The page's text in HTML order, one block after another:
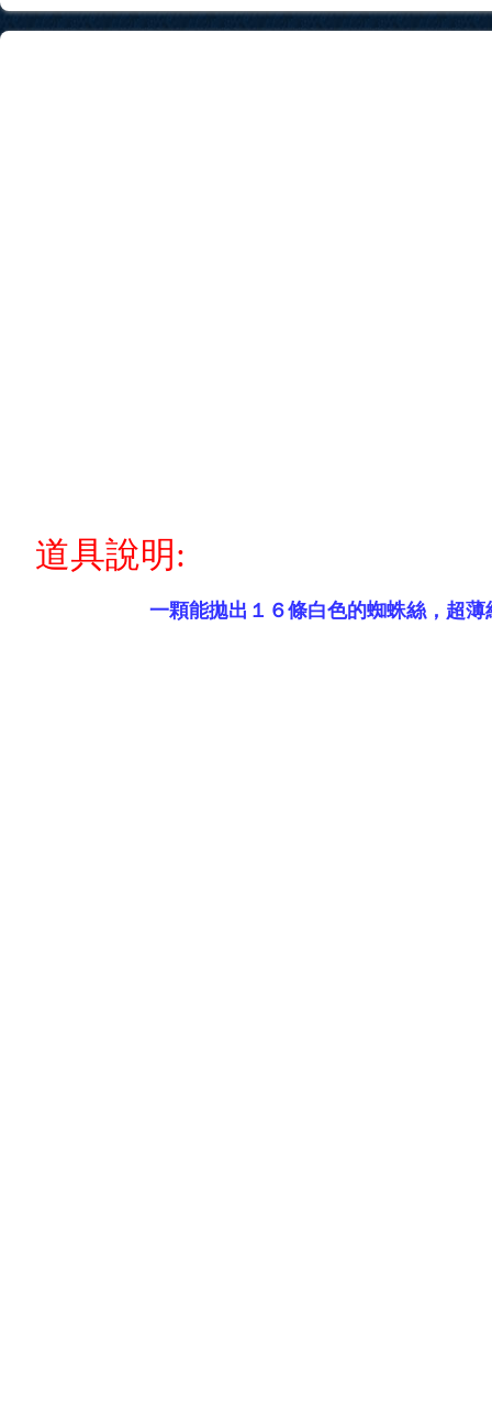
道具說明:
一顆能拋出１６條白色的蜘蛛絲，超